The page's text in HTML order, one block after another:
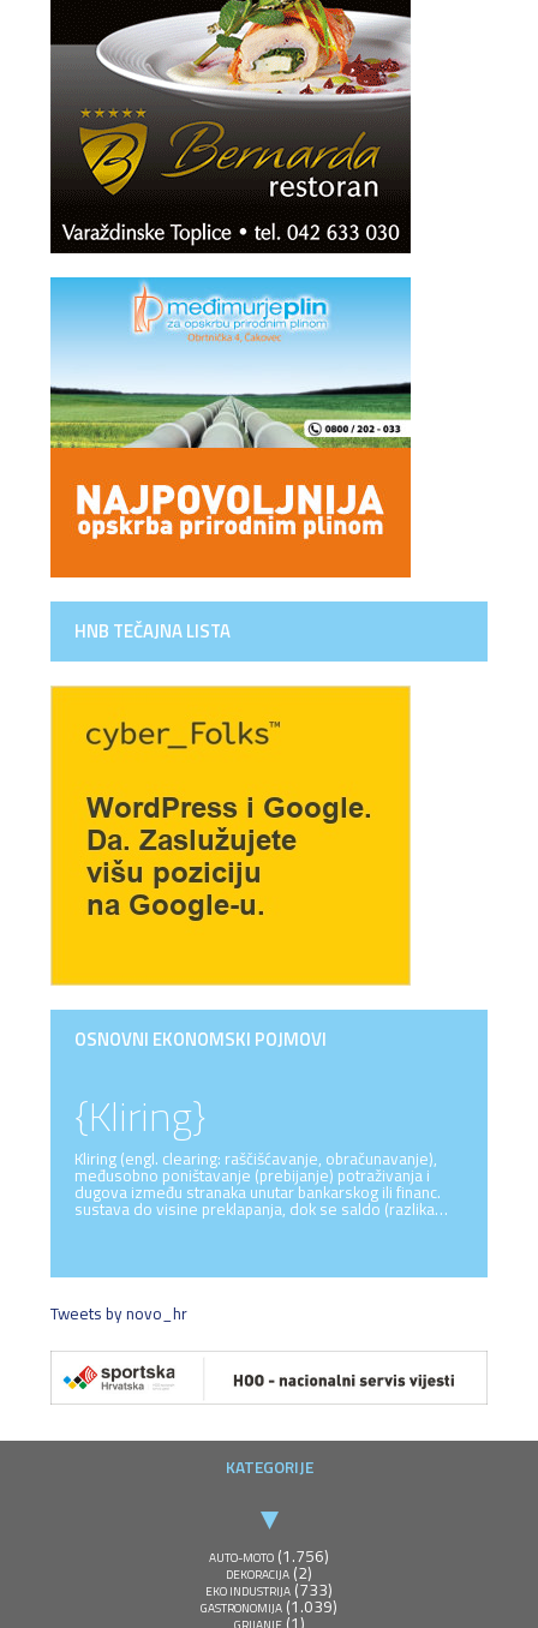
HNB TEČAJNA LISTA
OSNOVNI EKONOMSKI POJMOVI
{Kliring}
Kliring (engl. clearing: raščišćavanje, obračunavanje),
međusobno poništavanje (prebijanje) potraživanja i
dugova između stranaka unutar bankarskog ili financ.
sustava do visine preklapanja, dok se saldo (razlika…
Tweets by novo_hr
KATEGORIJE
AUTO-MOTO (1.756)
DEKORACIJA (2)
EKO INDUSTRIJA (733)
GASTRONOMIJA (1.039)